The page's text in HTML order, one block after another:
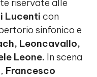
riservate alle
Lucenti con
sinfonico e
Leoncavallo,
Leone. In scena
, Francesco